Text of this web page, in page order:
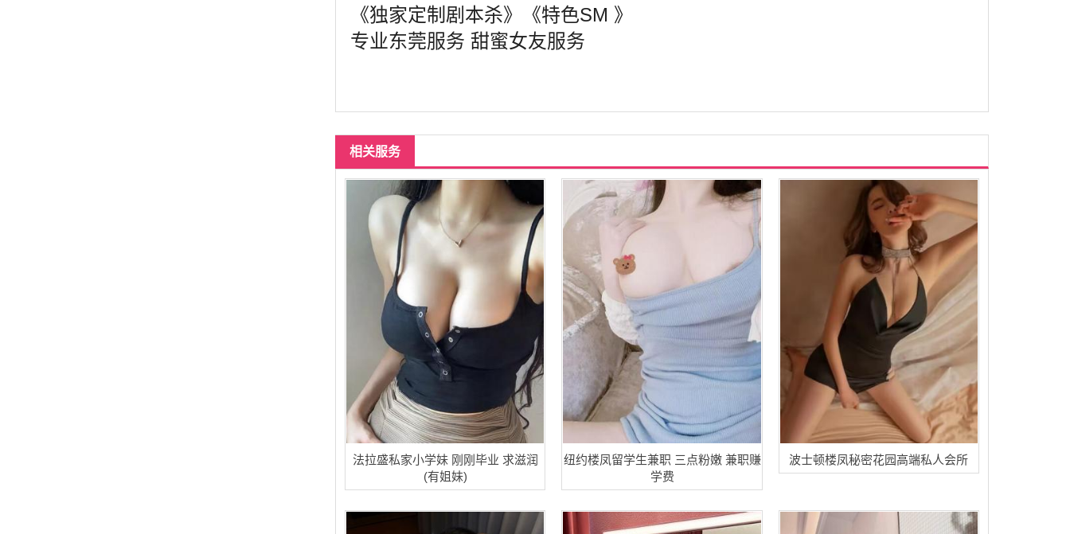
《独家定制剧本杀》《特色SM 》
专业东莞服务 甜蜜女友服务
相关服务
法拉盛私家小学妹 刚刚毕业 求滋润
(有姐妹)
纽约楼凤留学生兼职 三点粉嫩 兼职赚
学费
波士顿楼凤秘密花园高端私人会所